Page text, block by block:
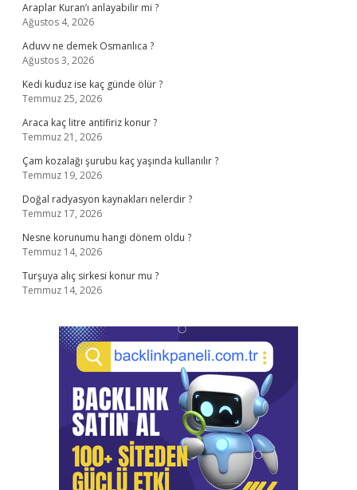
Araplar Kuran’ı anlayabilir mi ?
Ağustos 4, 2026
Aduvv ne demek Osmanlıca ?
Ağustos 3, 2026
Kedi kuduz ise kaç günde ölür ?
Temmuz 25, 2026
Araca kaç litre antifiriz konur ?
Temmuz 21, 2026
Çam kozalağı şurubu kaç yaşında kullanılır ?
Temmuz 19, 2026
Doğal radyasyon kaynakları nelerdir ?
Temmuz 17, 2026
Nesne korunumu hangi dönem oldu ?
Temmuz 14, 2026
Turşuya alıç sirkesi konur mu ?
Temmuz 14, 2026